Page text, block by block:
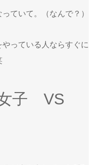
ていて。（なんで？）
っている人ならすぐに
女子 VS